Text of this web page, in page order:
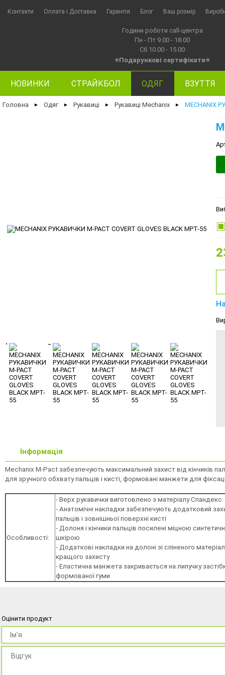
Контакти Оплата i Доставка Гарантія Блог Ваш розмір
Години роботи call-центра
Пн - Пт 9.00 - 18.00
Сб 10.00 - 15.00
⭐Подарункові сертифікати⭐
НОВИНКИ СТРАЙКБОЛ ОДЯГ ВЗУТТЯ
Головна ► Одяг ► Рукавиці ► Рукавиці Mechanix ► MECHANIX
Інформація
Mechanix M-Pact забезпечують максимальний захист від кінчиків
для зручного обхвату пальців і кисті, формовані манжети для
Особливості:
- Верх рукавички виготовлено з матеріалу Спандекс
- Анатомічні накладки забезпечують додатковий
пальців і зовнішньої поверхні кисті
- Долоня і кінчики пальців посилені міцною
шкірою
- Додаткові накладки на долоні зі спіненого
кращого захисту
- Еластична манжета закривається на липучку
формованої гуми
Оцінити продукт